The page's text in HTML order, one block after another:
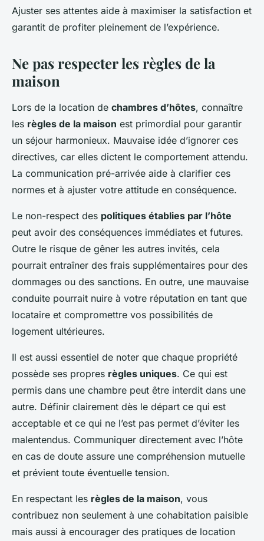
Ajuster ses attentes aide à maximiser la satisfaction et
garantit de profiter pleinement de l’expérience.
Ne pas respecter les règles de la
maison
Lors de la location de chambres d’hôtes, connaître
les règles de la maison est primordial pour garantir
un séjour harmonieux. Mauvaise idée d’ignorer ces
directives, car elles dictent le comportement attendu.
La communication pré-arrivée aide à clarifier ces
normes et à ajuster votre attitude en conséquence.
Le non-respect des politiques établies par l’hôte
peut avoir des conséquences immédiates et futures.
Outre le risque de gêner les autres invités, cela
pourrait entraîner des frais supplémentaires pour des
dommages ou des sanctions. En outre, une mauvaise
conduite pourrait nuire à votre réputation en tant que
locataire et compromettre vos possibilités de
logement ultérieures.
Il est aussi essentiel de noter que chaque propriété
possède ses propres règles uniques. Ce qui est
permis dans une chambre peut être interdit dans une
autre. Définir clairement dès le départ ce qui est
acceptable et ce qui ne l’est pas permet d’éviter les
malentendus. Communiquer directement avec l’hôte
en cas de doute assure une compréhension mutuelle
et prévient toute éventuelle tension.
En respectant les règles de la maison, vous
contribuez non seulement à une cohabitation paisible
mais aussi à encourager des pratiques de location